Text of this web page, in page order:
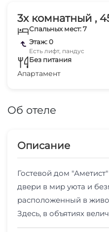
3х комнатный ,
Спальных мест: 7
Этаж: 0
Есть лифт, пандус
Без питания
Апартамент
Об отеле
Описание
Гостевой дом
двери в мир уюта и
расположенный в
Здесь, в объятиях
кристально чистого